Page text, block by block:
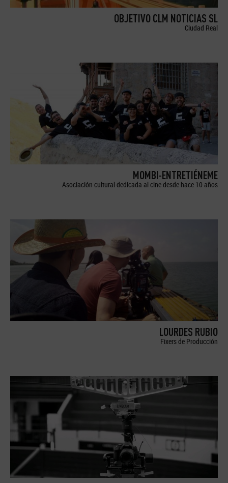
OBJETIVO CLM NOTICIAS SL
Ciudad Real
MOMBI-ENTRETIÉNEME
Asociación cultural dedicada al cine desde hace 10 años
LOURDES RUBIO
Fixers de Producción